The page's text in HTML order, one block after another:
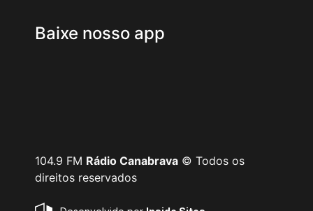
Baixe nosso app
104.9 FM Rádio Canabrava © Todos os
direitos reservados